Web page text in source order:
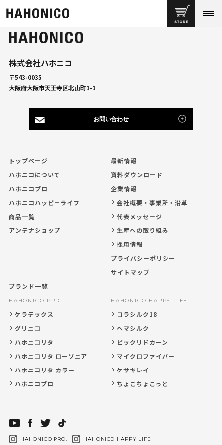
株式会社ハホニコ
〒543-0035
大阪府大阪市天王寺区北山町1-1
お問い合わせ
トップページ
ハホニコについて
ハホニコプロ
ハホニコハッピーライフ
商品一覧
アンテナショップ
ブランド一覧
HAHONICO PRO.
ケラテックス
グリニコ
ハホニコリタ
ハホニコリタ ローソニア
ハホニコリタ カラー
ハホニコプロ
HAHONICO HAPPY LIFE
コラシルク18
ヘマシルク
ビックリドカーン
マイクロファイバー
ケサキレイ
ちょこちょこっと
最新情報
資料ダウンロード
企業情報
会社概要・事業所・沿革
代表メッセージ
生産への取り組み
採用情報
プライバシーポリシー
サイトマップ
HAHONICO PRO. HAHONICO HAPPY LIFE